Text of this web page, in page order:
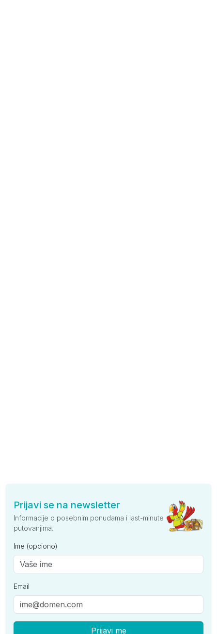
Prijavi se na newsletter
Informacije o posebnim ponudama i last-minute
putovanjima.
Ime (opciono)
Email
Prijavi me